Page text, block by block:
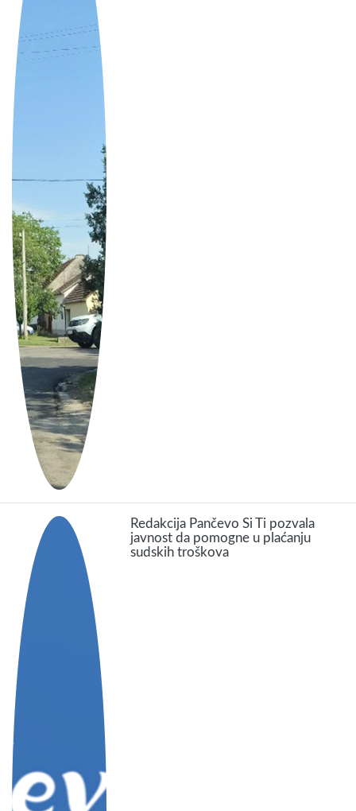
Redakcija Pančevo Si Ti pozvala
javnost da pomogne u plaćanju
sudskih troškova